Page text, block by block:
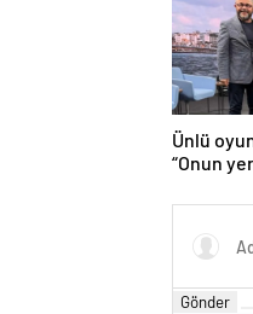
Ünlü
“Onun
Gönder